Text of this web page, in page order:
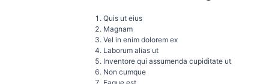
Quis ut eius
Magnam
Vel in enim dolorem ex
Laborum alias ut
Inventore qui assumenda cupiditate ut
Non cumque